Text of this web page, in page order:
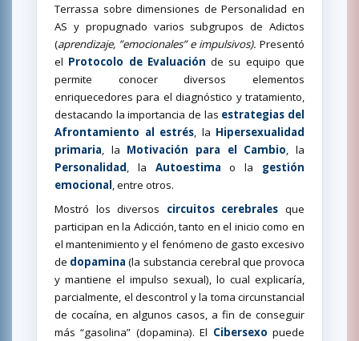
Terrassa sobre dimensiones de Personalidad en
AS y propugnado varios subgrupos de Adictos
(aprendizaje, ”emocionales” e impulsivos). Presentó
el Protocolo de Evaluación de su equipo que
permite conocer diversos elementos
enriquecedores para el diagnóstico y tratamiento,
destacando la importancia de las estrategias del
Afrontamiento al estrés, la Hipersexualidad
primaria, la Motivación para el Cambio, la
Personalidad, la Autoestima o la gestión
emocional, entre otros.
Mostró los diversos circuitos cerebralesque
participan en la Adicción, tanto en el inicio como en
el mantenimiento y el fenómeno de gasto excesivo
de dopamina (la substancia cerebral que provoca
y mantiene el impulso sexual), lo cual explicaría,
parcialmente, el descontrol y la toma circunstancial
de cocaína, en algunos casos, a fin de conseguir
más “gasolina” (dopamina). El Cibersexo puede